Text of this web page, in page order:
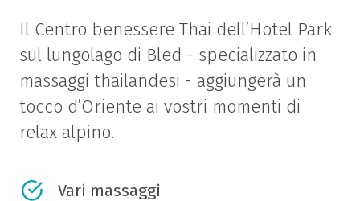
Il Centro benessere Thai dell’Hotel Park
sul lungolago di Bled - specializzato in
massaggi thailandesi - aggiungerà un
tocco d’Oriente ai vostri momenti di
relax alpino.
Vari massaggi